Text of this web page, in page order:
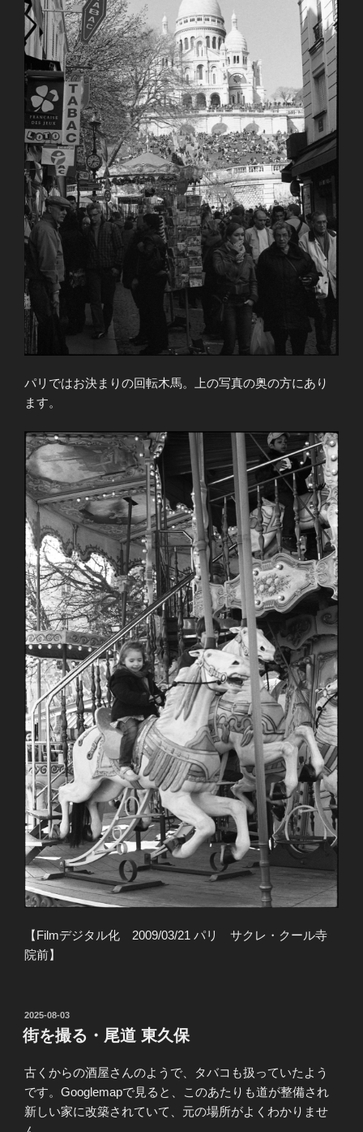
パリではお決まりの回転木馬。上の写真の奥の方にあり
ます。
【Filmデジタル化 2009/03/21 パリ サクレ・クール寺
院前】
投
稿
日:
2025-08-03
街を撮る・尾道 東久保
古くからの酒屋さんのようで、タバコも扱っていたよう
です。Googlemapで見ると、このあたりも道が整備され
新しい家に改築されていて、元の場所がよくわかりませ